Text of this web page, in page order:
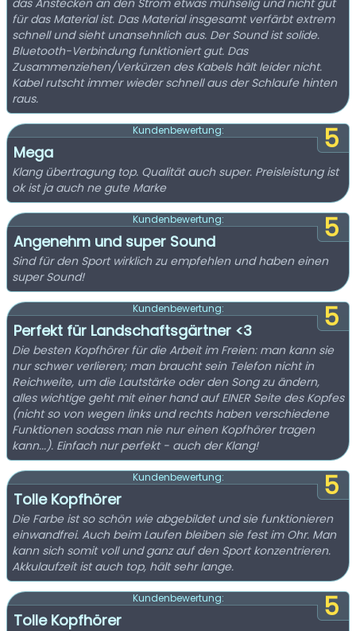
das Anstecken an den Strom etwas mühselig und nicht gut
für das Material ist. Das Material insgesamt verfärbt extrem
schnell und sieht unansehnlich aus. Der Sound ist solide.
Bluetooth-Verbindung funktioniert gut. Das
Zusammenziehen/Verkürzen des Kabels hält leider nicht.
Kabel rutscht immer wieder schnell aus der Schlaufe hinten
raus.
5
Kundenbewertung:
Mega
Klang übertragung top. Qualität auch super. Preisleistung ist
ok ist ja auch ne gute Marke
5
Kundenbewertung:
Angenehm und super Sound
Sind für den Sport wirklich zu empfehlen und haben einen
super Sound!
5
Kundenbewertung:
Perfekt für Landschaftsgärtner <3
Die besten Kopfhörer für die Arbeit im Freien: man kann sie
nur schwer verlieren; man braucht sein Telefon nicht in
Reichweite, um die Lautstärke oder den Song zu ändern,
alles wichtige geht mit einer hand auf EINER Seite des Kopfes
(nicht so von wegen links und rechts haben verschiedene
Funktionen sodass man nie nur einen Kopfhörer tragen
kann...). Einfach nur perfekt - auch der Klang!
5
Kundenbewertung:
Tolle Kopfhörer
Die Farbe ist so schön wie abgebildet und sie funktionieren
einwandfrei. Auch beim Laufen bleiben sie fest im Ohr. Man
kann sich somit voll und ganz auf den Sport konzentrieren.
Akkulaufzeit ist auch top, hält sehr lange.
5
Kundenbewertung:
Tolle Kopfhörer